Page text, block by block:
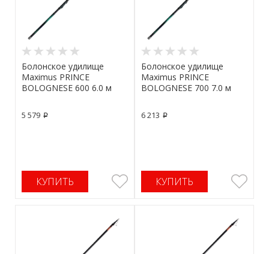
Болонское удилище
Maximus PRINCE
BOLOGNESE 600 6.0 м
5 579 p
КУПИТЬ
Болонское удилище
Maximus PRINCE
BOLOGNESE 700 7.0 м
6 213 p
КУПИТЬ